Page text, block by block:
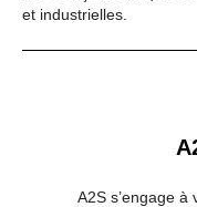
et industrielles.
A2S s’engage